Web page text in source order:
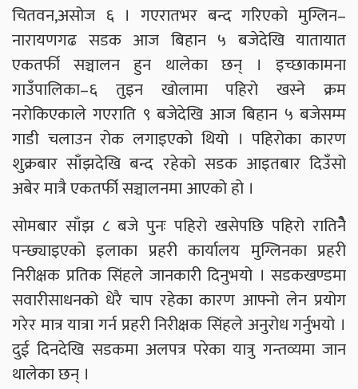
चितवन,असोज ६ । गएरातभर बन्द गरिएको मुग्लिन–
नारायणगढ सडक आज बिहान ५ बजेदेखि यातायात
एकतर्फी सञ्चालन हुन थालेका छन् । इच्छाकामना
गाउँपालिका–६ तुइन खोलामा पहिरो खस्ने क्रम
नरोकिएकाले गएराति ९ बजेदेखि आज बिहान ५ बजेसम्म
गाडी चलाउन रोक लगाइएको थियो । पहिरोका कारण
शुक्रबार साँझदेखि बन्द रहेको सडक आइतबार दिउँसो
अबेर मात्रै एकतर्फी सञ्चालनमा आएको हो ।
सोमबार साँझ ८ बजे पुनः पहिरो खसेपछि पहिरो रातिनैे
पन्छ्याइएको इलाका प्रहरी कार्यालय मुग्लिनका प्रहरी
निरीक्षक प्रतिक सिंहले जानकारी दिनुभयो । सडकखण्डमा
सवारीसाधनको धेरै चाप रहेका कारण आफ्नो लेन प्रयोग
गरेर मात्र यात्रा गर्न प्रहरी निरीक्षक सिंहले अनुरोध गर्नुभयो ।
दुई दिनदेखि सडकमा अलपत्र परेका यात्रु गन्तव्यमा जान
थालेका छन् ।